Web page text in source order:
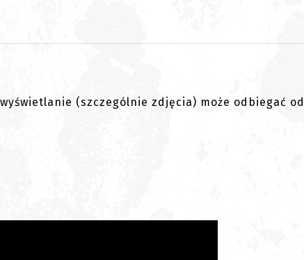
(szczególnie zdjęcia) może odbiegać od